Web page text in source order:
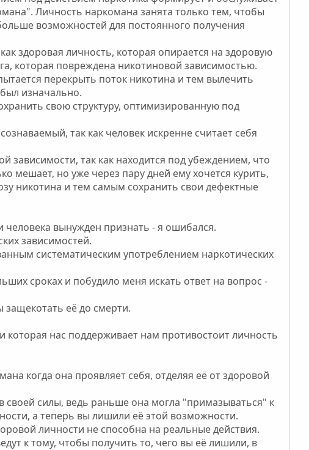
Личность наркомана занята только тем, чтобы
возможностей для постоянного получения
здоровая личность, которая опирается на здоровую
которая повреждена никотиновой зависимостью.
перекрыть поток никотина и тем вылечить
изначально.
свою структуру, оптимизированную под
так как человек искренне считает себя
зависимости, так как находится под убеждением, что
мешает, но уже через пару дней ему хочется курить,
никотина и тем самым сохранить свои дефектные
вынужден признать - я ошибался.
зависимостей.
систематическим употреблением наркотических
сроках и побудило меня искать ответ на вопрос -
её до смерти.
нас поддерживает нам противостоит личность
когда она проявляет себя, отделяя её от здоровой
своей силы, ведь раньше она могла "примазываться" к
а теперь вы лишили её этой возможности.
личности не способна на реальные действия.
к тому, чтобы получить то, чего вы её лишили, в